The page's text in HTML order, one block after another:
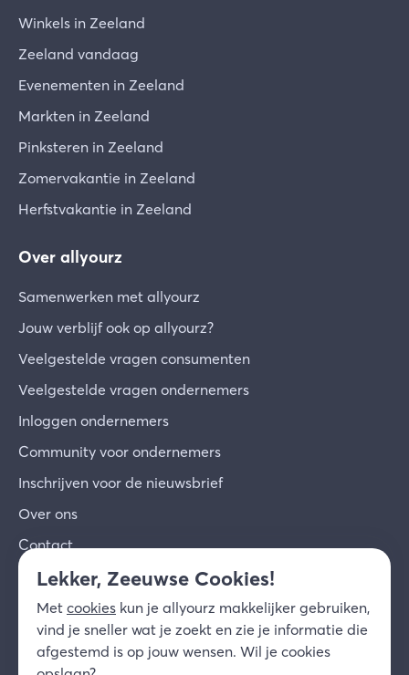
Winkels in Zeeland
Zeeland vandaag
Evenementen in Zeeland
Markten in Zeeland
Pinksteren in Zeeland
Zomervakantie in Zeeland
Herfstvakantie in Zeeland
Over allyourz
Samenwerken met allyourz
Jouw verblijf ook op allyourz?
Veelgestelde vragen consumenten
Veelgestelde vragen ondernemers
Inloggen ondernemers
Community voor ondernemers
Inschrijven voor de nieuwsbrief
Over ons
Contact
© 2026 allyourz b.v.
Privacy
Cookies Disclaimer
Lekker, Zeeuwse Cookies!
Met cookies kun je allyourz makkelijker gebruiken,
vind je sneller wat je zoekt en zie je informatie die
afgestemd is op jouw wensen. Wil je cookies